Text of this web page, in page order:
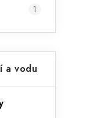
1
a vodu